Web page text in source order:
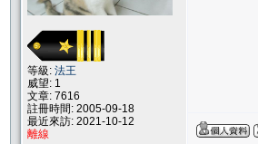
等級: 法王
威望: 1
文章: 7616
註冊時間: 2005-09-18
最近來訪: 2021-10-12
離線